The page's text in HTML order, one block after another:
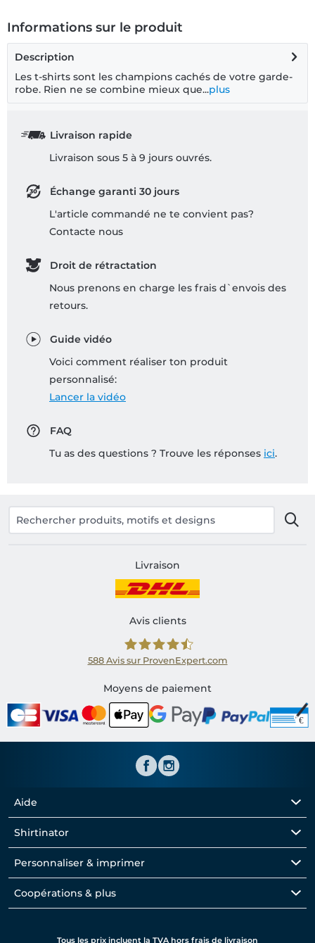
Informations sur le produit
Description
Les t-shirts sont les champions cachés de votre garde-
robe. Rien ne se combine mieux que...plus
Livraison rapide
Livraison sous 5 à 9 jours ouvrés.
Échange garanti 30 jours
L'article commandé ne te convient pas?
Contacte nous
Droit de rétractation
Nous prenons en charge les frais d`envois des
retours.
Guide vidéo
Voici comment réaliser ton produit
personnalisé:
Lancer la vidéo
FAQ
Tu as des questions ? Trouve les réponses ici.
Livraison
Avis clients
Shirtinator FR
588 Avis sur ProvenExpert.com
Moyens de paiement
Aide
Shirtinator
Personnaliser & imprimer
Coopérations & plus
Tous les prix incluent la TVA hors frais de livraison